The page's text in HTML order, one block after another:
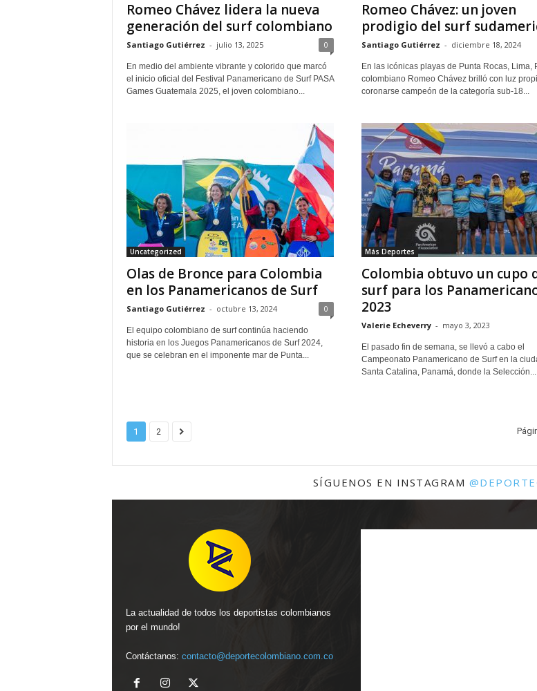
Romeo Chávez lidera la nueva
generación del surf colombiano
Santiago Gutiérrez - julio 13, 2025 0
En medio del ambiente vibrante y colorido que marcó
el inicio oficial del Festival Panamericano de Surf PASA
Games Guatemala 2025, el joven colombiano...
Romeo Chávez: un joven
prodigio del surf
Santiago Gutiérrez - diciembre 18, 2024
En las icónicas playas de Punta Rocas, Lima,
colombiano Romeo Chávez brilló con luz
coronarse campeón de la categoría sub-18...
Uncategorized
Olas de Bronce para Colombia
en los Panamericanos de Surf
Santiago Gutiérrez - octubre 13, 2024 0
El equipo colombiano de surf continúa haciendo
historia en los Juegos Panamericanos de Surf 2024,
que se celebran en el imponente mar de Punta...
Más Deportes
Colombia obtuvo un cupo
surf para los
2023
Valerie Echeverry - mayo 3, 2023
El pasado fin de semana, se llevó a cabo el
Campeonato Panamericano de Surf en la
Santa Catalina, Panamá, donde la Selección...
1 2
SÍGUENOS EN INSTAGRAM
La actualidad de todos los deportistas colombianos
por el mundo!
Contáctanos: contacto@deportecolombiano.com.co